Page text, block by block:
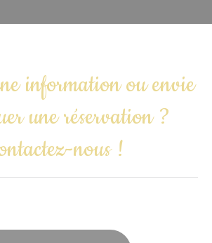
information ou envie
une réservation ?
nous !